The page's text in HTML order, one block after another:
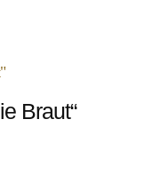
Braut“